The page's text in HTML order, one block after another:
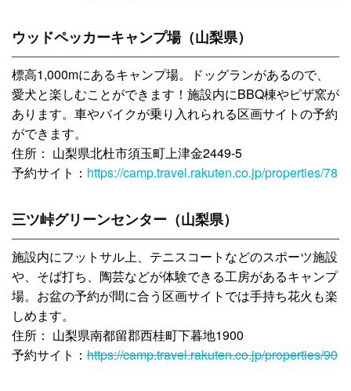
ウッドペッカーキャンプ場（山梨県）
標高1,000mにあるキャンプ場。ドッグランがあるので、
愛犬と楽しむことができます！施設内にBBQ棟やピザ窯が
あります。車やバイクが乗り入れられる区画サイトの予約
ができます。
住所： 山梨県北杜市須玉町上津金2449-5
予約サイト： https://camp.travel.rakuten.co.jp/properties/78
三ツ峠グリーンセンター（山梨県）
施設内にフットサル上、テニスコートなどのスポーツ施設
や、そば打ち、陶芸などが体験できる工房があるキャンプ
場。お盆の予約が間に合う区画サイトでは手持ち花火も楽
しめます。
住所： 山梨県南都留郡西桂町下暮地1900
予約サイト： https://camp.travel.rakuten.co.jp/properties/90